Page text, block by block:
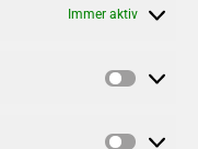
Immer aktiv